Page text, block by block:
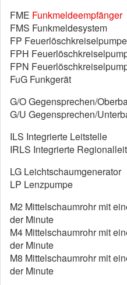
FME Funkmeldeempfänger
FMS Funkmeldesystem
FP Feuerlöschkreiselpumpe
FPH
FPN
FuG Funkgerät
G/O Gegensprechen/
G/U Gegensprechen/
ILS Integrierte Leitstelle
IRLS Integrierte
LG Leichtschaumgenerator
LP Lenzpumpe
M2 Mittelschaumrohr mit
der Minute
M4 Mittelschaumrohr mit
der Minute
M8 Mittelschaumrohr mit
der Minute